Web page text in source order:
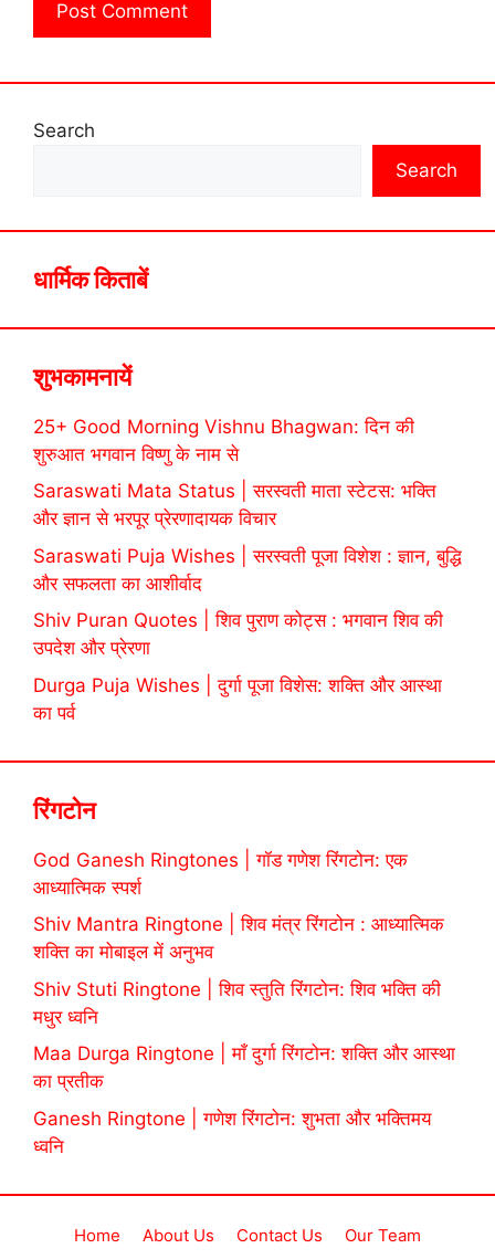
Search
Search
धार्मिक किताबें
शुभकामनायें
25+ Good Morning Vishnu Bhagwan: दिन की
शुरुआत भगवान विष्णु के नाम से
Saraswati Mata Status | सरस्वती माता स्टेटस: भक्ति
और ज्ञान से भरपूर प्रेरणादायक विचार
Saraswati Puja Wishes | सरस्वती पूजा विशेश : ज्ञान, बुद्धि
और सफलता का आशीर्वाद
Shiv Puran Quotes | शिव पुराण कोट्स : भगवान शिव की
उपदेश और प्रेरणा
Durga Puja Wishes | दुर्गा पूजा विशेस: शक्ति और आस्था
का पर्व
रिंगटोन
God Ganesh Ringtones | गॉड गणेश रिंगटोन: एक
आध्यात्मिक स्पर्श
Shiv Mantra Ringtone | शिव मंत्र रिंगटोन : आध्यात्मिक
शक्ति का मोबाइल में अनुभव
Shiv Stuti Ringtone | शिव स्तुति रिंगटोन: शिव भक्ति की
मधुर ध्वनि
Maa Durga Ringtone | माँ दुर्गा रिंगटोन: शक्ति और आस्था
का प्रतीक
Ganesh Ringtone | गणेश रिंगटोन: शुभता और भक्तिमय
ध्वनि
Home About Us Contact Us Our Team